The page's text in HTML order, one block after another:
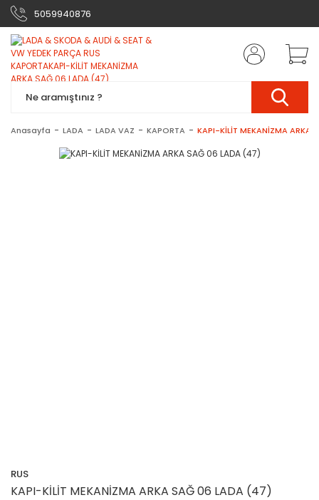
5059940876
Anasayfa LADA LADA VAZ KAPORTA KAPI-KİLİT MEKANİZMA ARKA
RUS
KAPI-KİLİT MEKANİZMA ARKA SAĞ 06 LADA (47)